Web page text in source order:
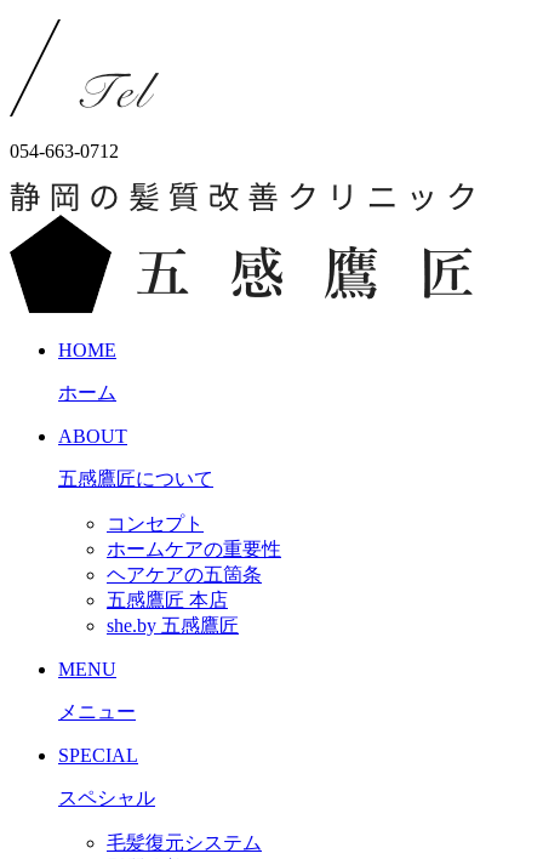
054-663-0712
HOME
ホーム
ABOUT
五感鷹匠について
コンセプト
ホームケアの重要性
ヘアケアの五箇条
五感鷹匠 本店
she.by 五感鷹匠
MENU
メニュー
SPECIAL
スペシャル
毛髪復元システム